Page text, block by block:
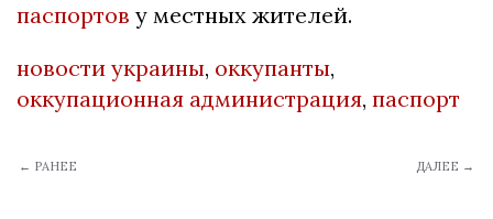
паспортов у местных жителей.
новости украины, оккупанты,
оккупационная администрация, паспорт
← РАНЕЕ ДАЛЕЕ →